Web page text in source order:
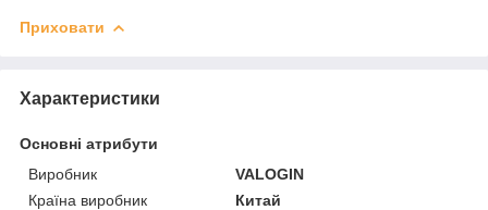
Приховати
Характеристики
Основні атрибути
Виробник
VALOGIN
Країна виробник
Китай